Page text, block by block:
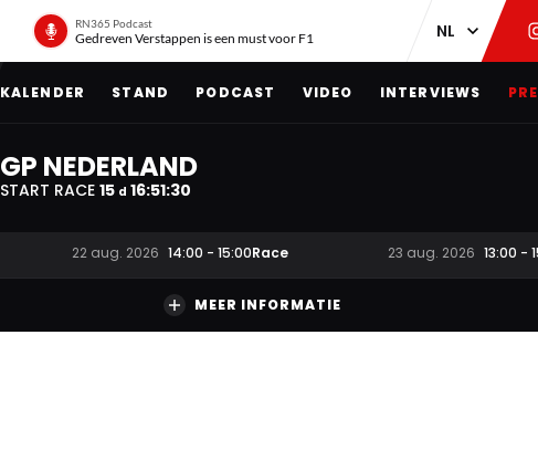
RN365 Podcast
Gedreven Verstappen is een must voor F1
KALENDER STAND PODCAST VIDEO INTERVIEWS
GP NEDERLAND
START RACE 15 d 16:51:29
22 aug. 2026 14:00 - 15:00Race 23 aug. 2026 13:00 -
MEER INFORMATIE